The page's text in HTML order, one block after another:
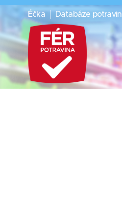
Éčka Databáze potravin